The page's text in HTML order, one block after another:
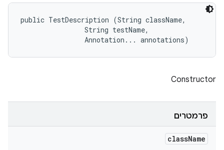
public TestDescription (String className,
                String testName,
                Annotation... annotations)
Constructor
פרמטרים
className